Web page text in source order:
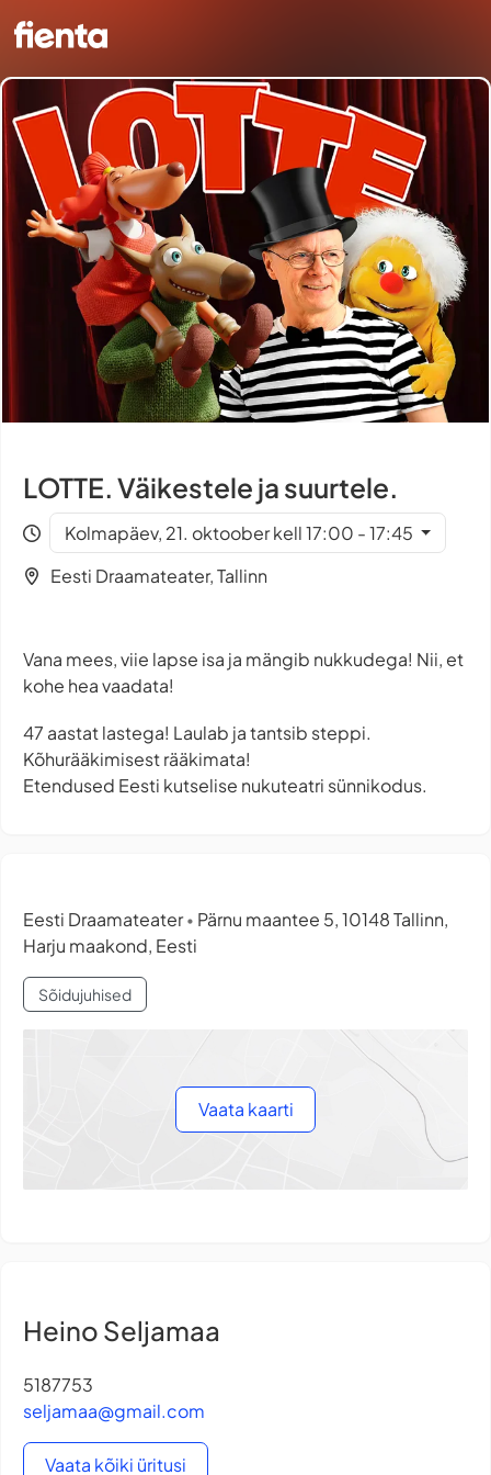
LOTTE. Väikestele ja suurtele.
Kolmapäev, 21. oktoober kell 17:00 - 17:45
Eesti Draamateater, Tallinn
Vana mees, viie lapse isa ja mängib nukkudega! Nii, et
kohe hea vaadata!
47 aastat lastega! Laulab ja tantsib steppi.
Kõhurääkimisest rääkimata!
Etendused Eesti kutselise nukuteatri sünnikodus.
Eesti Draamateater• Pärnu maantee 5, 10148 Tallinn,
Harju maakond, Eesti
Sõidujuhised
Vaata kaarti
Heino Seljamaa
5187753
seljamaa@gmail.com
Vaata kõiki üritusi